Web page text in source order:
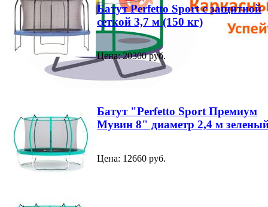
Батут Perfetto Sport с защитной
сеткой 3,7 м (150 кг)
Цена: 20300 руб.
Батут "Perfetto Sport Премиум
Мувин 8" диаметр 2,4 м
Цена: 12660 руб.